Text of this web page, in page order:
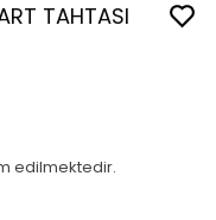
TAHTASI
edilmektedir.